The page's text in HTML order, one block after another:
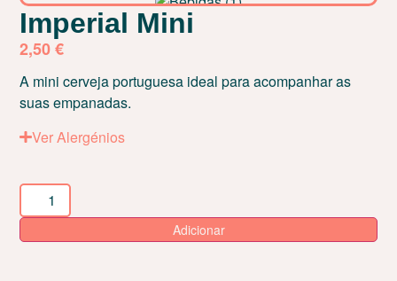
Imperial Mini
2,50€
A mini cerveja portuguesa ideal para acompanhar as
suas empanadas.
Ver Alergénios
Adicionar